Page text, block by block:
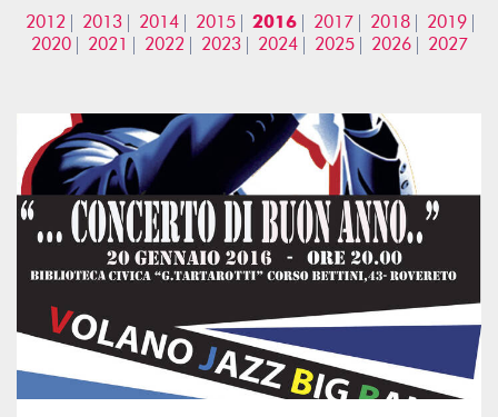
2012
2013 2014 2015 2016 2017 2018
2019
2020
2021 2022 2023 2024 2025 2026 2027